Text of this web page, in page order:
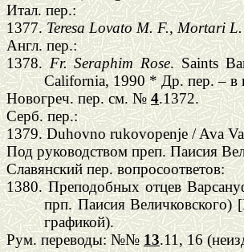
Итал.пер.:
1377.Teresa Lovato M. F., Mortari L.
Англ.пер.:
1378.Fr. Seraphim Rose. Saints
California, 1990 * Др. пер. –
Новогреч. пер. см.№ 4.1372.
Серб.пер.:
1379. Duhovno rukovoрenje / Ava
Под руководством преп. Паисия
Славянский пер. вопросоответов:
1380. Преподобных отцев
прп. Паисия
графикой).
Рум. переводы: №№13.11, 16